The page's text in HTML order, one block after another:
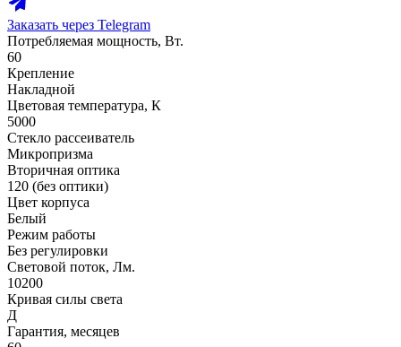
Заказать через Telegram
Потребляемая мощность, Вт.
60
Крепление
Накладной
Цветовая температура, К
5000
Стекло рассеиватель
Микропризма
Вторичная оптика
120 (без оптики)
Цвет корпуса
Белый
Режим работы
Без регулировки
Световой поток, Лм.
10200
Кривая силы света
Д
Гарантия, месяцев